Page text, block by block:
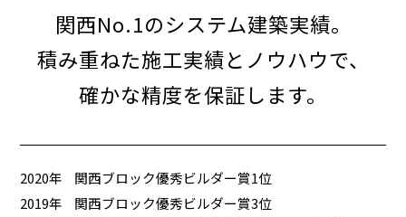
関西No.1のシステム建築実績。
積み重ねた施工実績とノウハウで、
確かな精度を保証します。
2020年
関西ブロック優秀ビルダー賞1位
2019年
関西ブロック優秀ビルダー賞3位